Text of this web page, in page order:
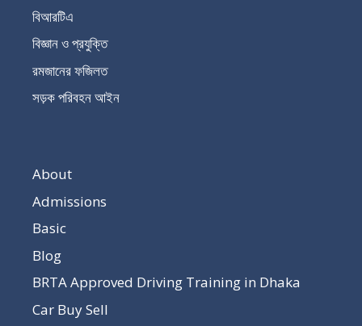
বিআরটিএ
বিজ্ঞান ও প্রযুক্তি
রমজানের ফজিলত
সড়ক পরিবহন আইন
About
Admissions
Basic
Blog
BRTA Approved Driving Training in Dhaka
Car Buy Sell